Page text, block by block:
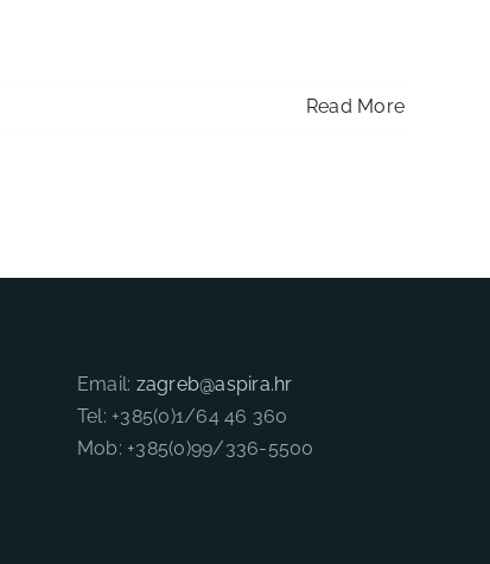
Read More
Email: zagreb@aspira.hr
Tel: +385(0)1/64 46 360
Mob: +385(0)99/336-5500